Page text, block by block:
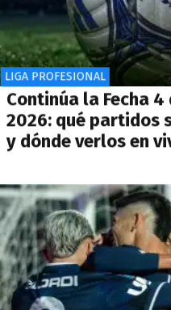
LIGA PROFESIONAL
Continúa la Fecha
2026: qué partidos
y dónde verlos en